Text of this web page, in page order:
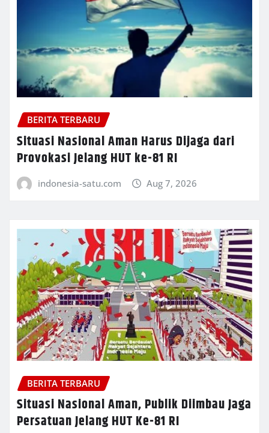
BERITA TERBARU
Situasi Nasional Aman Harus Dijaga dari
Provokasi Jelang HUT ke-81 RI
indonesia-satu.com Aug 7, 2026
BERITA TERBARU
Situasi Nasional Aman, Publik Diimbau Jaga
Persatuan Jelang HUT Ke-81 RI